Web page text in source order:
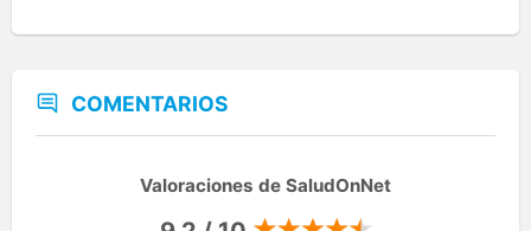
COMENTARIOS
Valoraciones de SaludOnNet